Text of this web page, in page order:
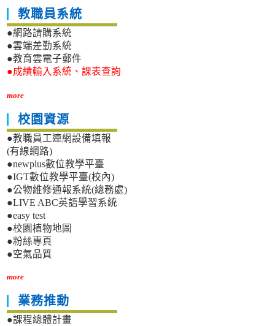
教職員系統
●網路請購系統
●雲端差勤系統
●教育雲電子郵件
●成績輸入系統、課表查詢
more
校園資源
●教職員工連網設備填報
(有線網路)
●newplus數位教學平臺
●IGT數位教學平臺(校內)
●公物維修通報系統(總務處)
●LIVE ABC英語學習系統
●easy test
●校園植物地圖
●粉絲專頁
●空氣品質
more
業務推動
●課程總體計畫